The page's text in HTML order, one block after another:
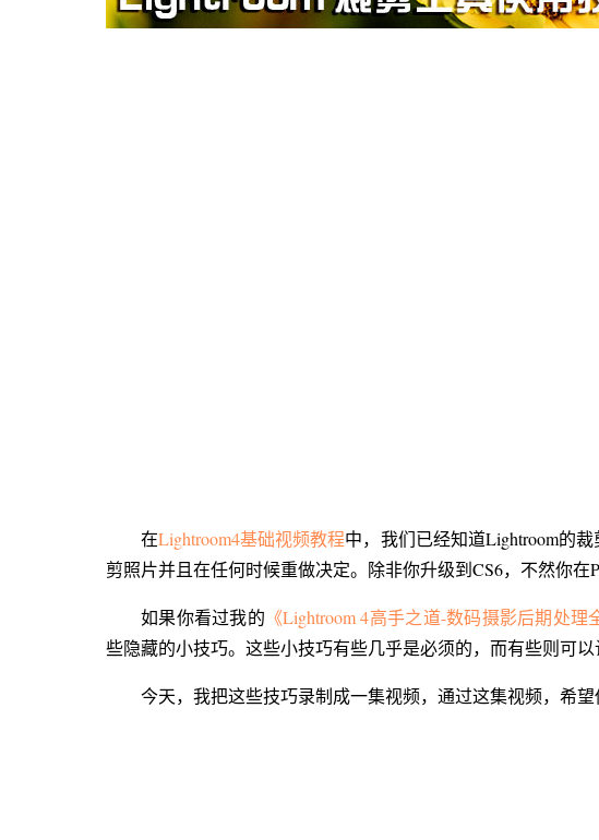
在Lightroom4基础视频教程中，我们已经知道Lightroom的
剪照片并且在任何时候重做决定。除非你升级到CS6，不然你在
如果你看过我的 《Lightroom 4高手之道-数码摄影后期处理
些隐藏的小技巧。这些小技巧有些几乎是必须的，而有些则可以
今天，我把这些技巧录制成一集视频，通过这集视频，希望